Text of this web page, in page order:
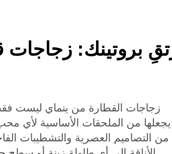
بروتينك:
زجاجات القطارة من ينماي ليست فقط
يجعلها من الملحقات الأساسية لأي
من التصاميم العصرية والتشطيبات